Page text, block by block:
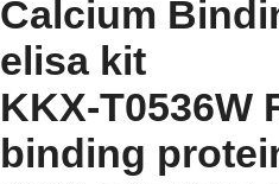
Calcium
elisa kit
KKX-T0536W
binding